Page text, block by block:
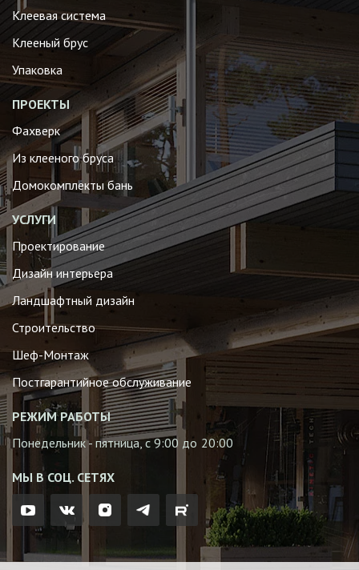
Клеевая система
Клееный брус
Упаковка
ПРОЕКТЫ
Фахверк
Из клееного бруса
Домокомплекты бань
УСЛУГИ
Проектирование
Дизайн интерьера
Ландшафтный дизайн
Строительство
Шеф-Монтаж
Постгарантийное обслуживание
РЕЖИМ РАБОТЫ
Понедельник - пятница, с 9:00 до 20:00
МЫ В СОЦ. СЕТЯХ